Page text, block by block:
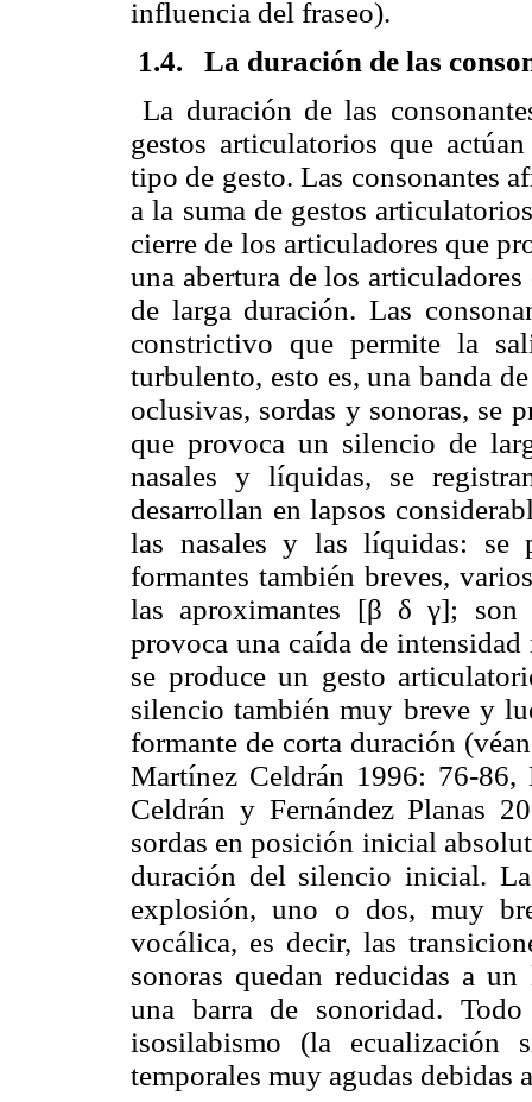
influencia del fraseo).
1.4. La duración de las
La duración de las
gestos articulatorios que
tipo de gesto. Las consonantes
a la suma de gestos
cierre de los articuladores que
una abertura de los
de larga duración. Las
constrictivo que permite la
turbulento, esto es, una banda
oclusivas, sordas y sonoras, se
que provoca un silencio de
nasales y líquidas, se
desarrollan en lapsos
las nasales y las líquidas: se
formantes también breves,
las aproximantes [β δ γ]; son
provoca una caída de
se produce un gesto
silencio también muy breve y
formante de corta duración
Martínez Celdrán 1996: 76-
Celdrán y Fernández Planas
sordas en posición inicial
duración del silencio inicial.
explosión, uno o dos, muy
vocálica, es decir, las
sonoras quedan reducidas a
una barra de sonoridad.
isosilabismo (la ecualización
temporales muy agudas debidas